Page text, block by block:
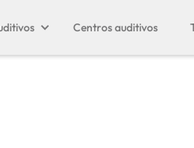
Centros auditivos